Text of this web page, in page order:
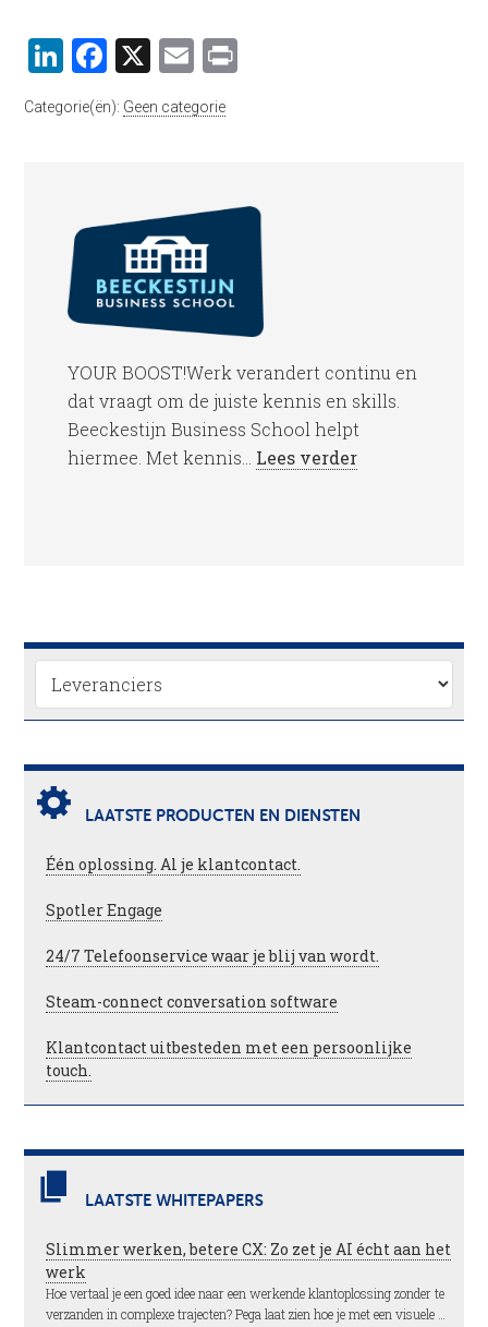
LinkedIn
Facebook
X Email
Categorie(ën): Geen categorie
YOUR BOOST!Werk verandert continu en
dat vraagt om de juiste kennis en skills.
Beeckestijn Business School helpt
hiermee. Met kennis... Lees verder
LAATSTE PRODUCTEN EN DIENSTEN
Één oplossing. Al je klantcontact.
Spotler Engage
24/7 Telefoonservice waar je blij van wordt.
Steam-connect conversation software
Klantcontact uitbesteden met een persoonlijke
touch.
LAATSTE WHITEPAPERS
Slimmer werken, betere CX: Zo zet je AI écht aan het
werk
Hoe vertaal je een goed idee naar een werkende klantoplossing zonder te
verzanden in complexe trajecten? Pega laat zien hoe je met een visuele …